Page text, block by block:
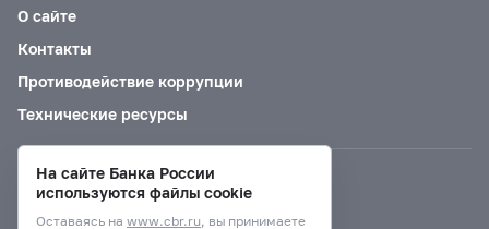
О сайте
Контакты
Противодействие коррупции
Технические ресурсы
Версия для слабовидящих
На сайте Банка России
используются файлы cookie
Оставаясь на www.cbr.ru, вы принимаете